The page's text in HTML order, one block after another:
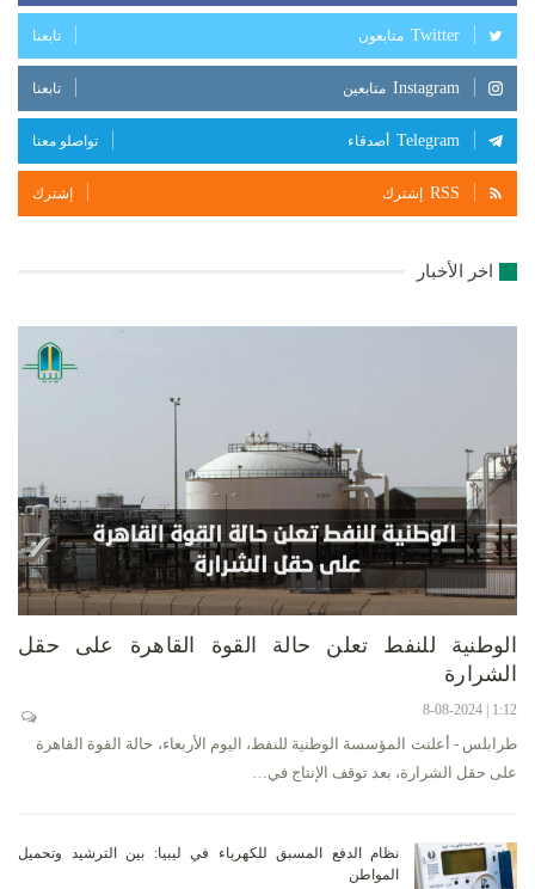
Twitter متابعون تابعنا
Instagram متابعين تابعنا
Telegram أصدقاء تواصلو معنا
RSS إشترك إشترك
اخر الأخبار
الوطنية للنفط تعلن حالة القوة القاهرة على حقل
الشرارة
1:12 | 8-08-2024
طرابلس - أعلنت المؤسسة الوطنية للنفط، اليوم الأربعاء، حالة القوة القاهرة
على حقل الشرارة، بعد توقف الإنتاج في…
نظام الدفع المسبق للكهرباء في ليبيا: بين الترشيد وتحميل
المواطن